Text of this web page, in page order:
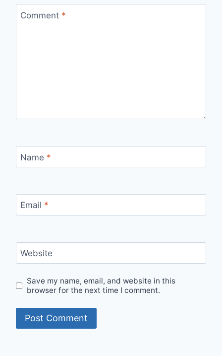
Comment *
Name *
Email *
Website
Save my name, email, and website in this
browser for the next time I comment.